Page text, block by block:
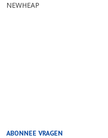
NEWHEAP
ABONNEE VRAGEN